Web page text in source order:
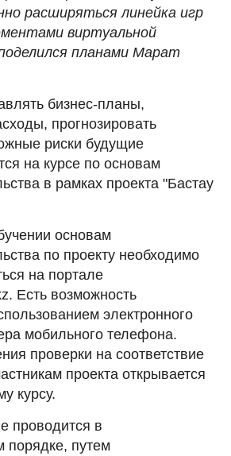
расширяться линейка игр
виртуальной
планами Марат
бизнес-планы,
прогнозировать
риски будущие
на курсе по основам
в рамках проекта "Бастау
основам
по проекту необходимо
на портале
Есть возможность
электронного
мобильного телефона.
проверки на соответствие
проекта открывается
курсу.
проводится в
порядке, путем